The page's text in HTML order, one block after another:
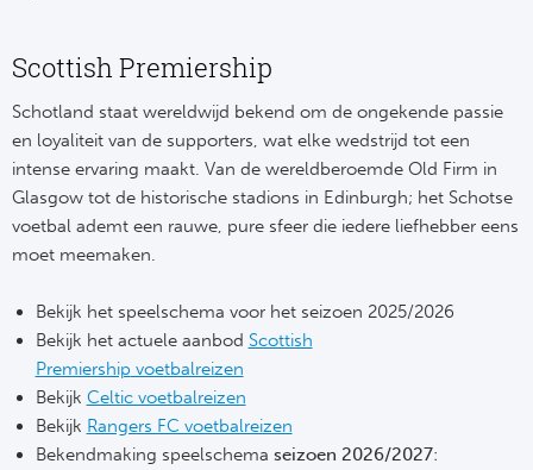
Scottish Premiership
Schotland staat wereldwijd bekend om de ongekende passie
en loyaliteit van de supporters, wat elke wedstrijd tot een
intense ervaring maakt. Van de wereldberoemde Old Firm in
Glasgow tot de historische stadions in Edinburgh; het Schotse
voetbal ademt een rauwe, pure sfeer die iedere liefhebber eens
moet meemaken.
Bekijk het speelschema voor het seizoen 2025/2026
Bekijk het actuele aanbod Scottish
Premiership voetbalreizen
Bekijk Celtic voetbalreizen
Bekijk Rangers FC voetbalreizen
Bekendmaking speelschema seizoen 2026/2027: